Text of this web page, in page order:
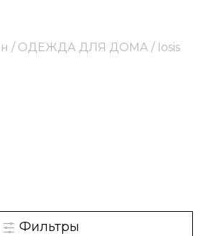
/ ОДЕЖДА ДЛЯ ДОМА / Iosis
Фильтры